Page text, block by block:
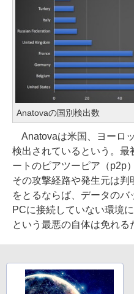
Anatovaの国別検出数
Anatovaは米国、ヨーロ
検出されているという。最
ートのピアツーピア（p2p
その攻撃経路や発生元は
をとるならば、データの
PCに接続していない環境
という最悪の自体は免れる